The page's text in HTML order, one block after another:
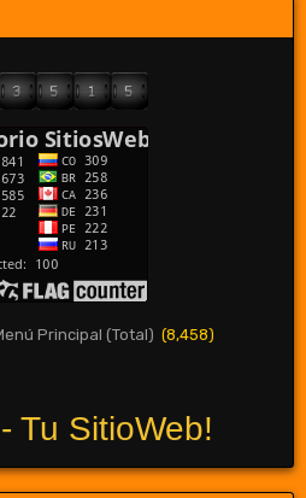
Principal (Total) (8,458)
Tu SitioWeb!